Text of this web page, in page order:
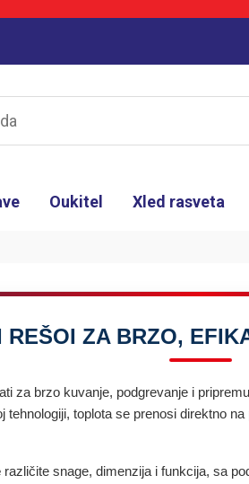
Oukitel Xled rasveta
REŠOI ZA BRZO,
za brzo kuvanje, podgrevanje i
tehnologiji, toplota se prenosi direktno
različite snage, dimenzija i funkcija, sa